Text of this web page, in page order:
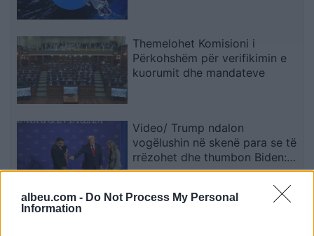
albeu.com - Do Not Process My Personal
Information
Themelohet Komisioni i
Përkohshëm për verifikimin e
kuorumit dhe mandateve
Video/ Trump ndalon
vogëlushin në skenë para se të
rrëzohet dhe thumbon Biden:
Nuk dua të bëhet si ai